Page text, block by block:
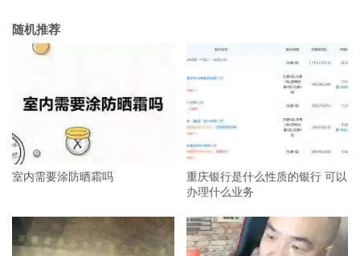
随机推荐
室内需要涂防晒霜吗
重庆银行是什么性质的银行 可以
办理什么业务